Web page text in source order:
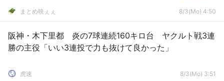
まとめ映ぇぇ 8/3(Mo) 4:50
阪神・木下里都 炎の7球連続160キロ台 ヤクルト戦3連
勝の主役「いい3連投で力も抜けて良かった」
虎速 8/3(Mo) 3:51